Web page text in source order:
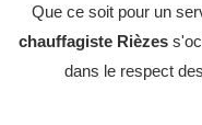
Que ce soit pour un
chauffagiste Rièzes
dans le respect